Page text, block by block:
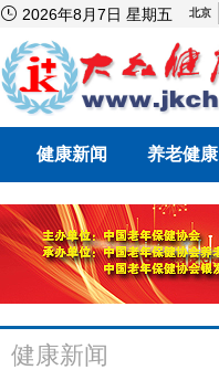
 2026年8月7日 星期五
健康新闻 养老健康
健康新闻